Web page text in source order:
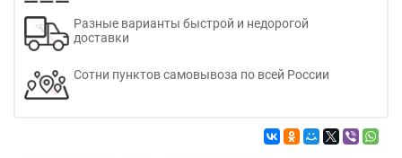
Разные варианты быстрой и недорогой
доставки
Сотни пунктов самовывоза по всей России